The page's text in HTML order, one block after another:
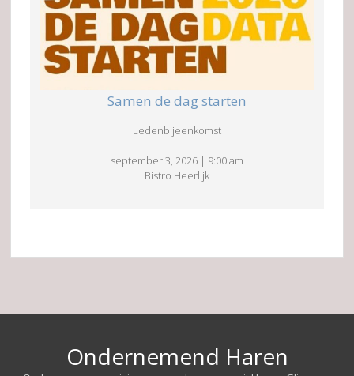
Samen de dag starten
Ledenbijeenkomst
september 3, 2026 | 9:00 am
Bistro Heerlijk
Ondernemend Haren